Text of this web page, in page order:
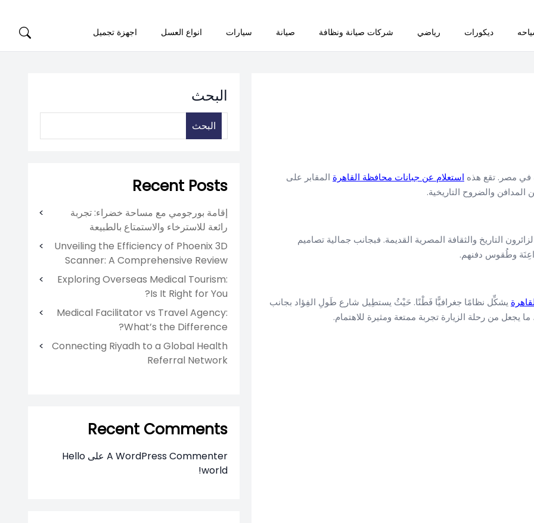
ديكورات رياضي شركات صيانة ونظافة صيانة سيارات انواع العسل اجهزة تجميل
في مصر. تقع هذه استعلام عن جبانات محافظة القاهرة المقابر على
والضروح التاريخية.
التاريخ والثقافة المصرية القديمة. فبجانب جمالية تصاميم
وطُقوس دفنهم.
يشكِّل نظامًا جغرافيًّا فَطْنًا. حَيْثُ يستطِيل شارع طَولِ الفِؤاد بجانب
يجعل من رحلة الزيارة تجربة ممتعة ومثيرة للاهتمام.
البحث
البحث
Recent Posts
إقامة بورجومي مع مساحة خضراء: تجربة
رائعة للاسترخاء والاستمتاع بالطبيعة
Unveiling the Efficiency of Phoenix 3D
Scanner: A Comprehensive Review
Exploring Overseas Medical Tourism:
Is It Right for You?
Medical Facilitator vs Travel Agency:
What’s the Difference?
Connecting Riyadh to a Global Health
Referral Network
Recent Comments
A WordPress Commenter على Hello
world!